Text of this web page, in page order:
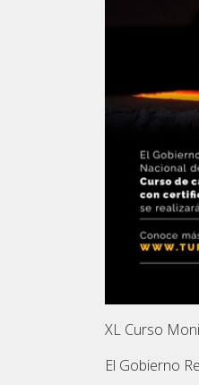
XL Curso
El Gobierno